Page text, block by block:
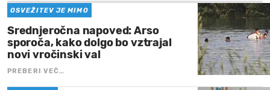
OSVEŽITEV JE MIMO
Srednjeročna napoved: Arso
sporoča, kako dolgo bo vztrajal
novi vročinski val
PREBERI VEČ…